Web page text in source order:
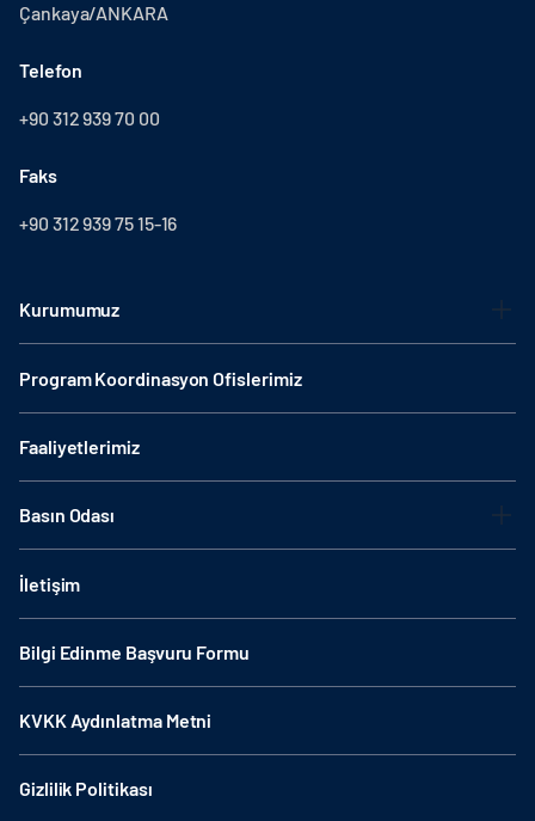
Çankaya/ANKARA
Telefon
+90 312 939 70 00
Faks
+90 312 939 75 15-16
Kurumumuz
Program Koordinasyon Ofislerimiz
Faaliyetlerimiz
Basın Odası
İletişim
Bilgi Edinme Başvuru Formu
KVKK Aydınlatma Metni
Gizlilik Politikası